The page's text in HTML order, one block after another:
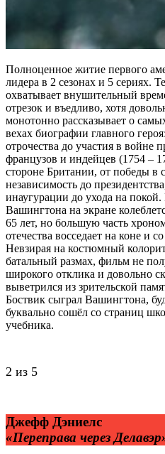
Полноценное житие первого
лидера в 2 сезонах и 5 сериях.
охватывает внушительный
отрезок и въедливо, хотя
монотонно рассказывает о
вехах биографии главного
отрочества до участия в войне
французов и индейцев (1754 –
стороне Британии, от победы в
независимость до
инаугурации до ухода на покой.
Вашингтона на экране
65 лет, но большую часть
отечества восседает на коне и
Невзирая на костюмный
батальный размах, фильм не
широкого отклика и довольно
выветрился из зрительской
Боствик сыграл Вашингтона,
буквально сошёл со страниц
учебника.
2 из 5
Джефф Дэниелс
«Переправа через